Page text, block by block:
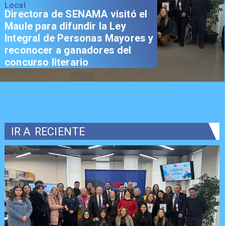
Local
Directora de SENAMA visitó el
Maule para difundir la Ley
Integral de Personas Mayores y
reconocer a ganadores del
concurso literario
IR A RECIENTE